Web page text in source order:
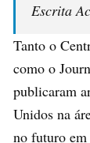
Escrita
Tanto o
como o
publicaram
Unidos na
no futuro em